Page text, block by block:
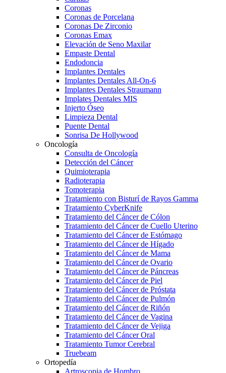
Coronas
Coronas de Porcelana
Coronas De Zirconio
Coronas Emax
Elevación de Seno Maxilar
Empaste Dental
Endodoncia
Implantes Dentales
Implantes Dentales All-On-6
Implantes Dentales Straumann
Implates Dentales MIS
Injerto Óseo
Limpieza Dental
Puente Dental
Sonrisa De Hollywood
Oncología
Consulta de Oncología
Detección del Cáncer
Quimioterapia
Radioterapia
Tomoterapia
Tratamiento con Bisturí de Rayos Gamma
Tratamiento CyberKnife
Tratamiento del Cáncer de Cólon
Tratamiento del Cáncer de Cuello Uterino
Tratamiento del Cáncer de Estómago
Tratamiento del Cáncer de Hígado
Tratamiento del Cáncer de Mama
Tratamiento del Cáncer de Ovario
Tratamiento del Cáncer de Páncreas
Tratamiento del Cáncer de Piel
Tratamiento del Cáncer de Próstata
Tratamiento del Cáncer de Pulmón
Tratamiento del Cáncer de Riñón
Tratamiento del Cáncer de Vagina
Tratamiento del Cáncer de Vejiga
Tratamiento del Cáncer Oral
Tratamiento Tumor Cerebral
Truebeam
Ortopedía
Artroscopia de Hombro